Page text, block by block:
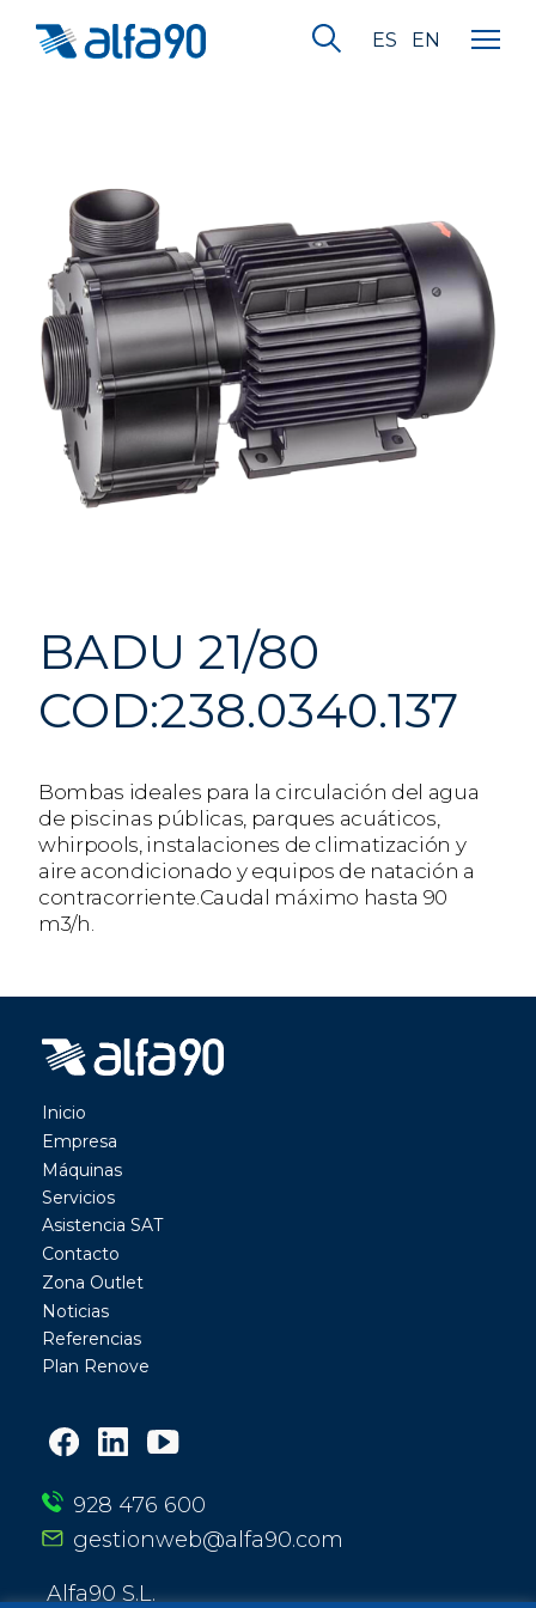
ES EN
BADU 21/80
COD:238.0340.137
Bombas ideales para la circulación del agua
de piscinas públicas, parques acuáticos,
whirpools, instalaciones de climatización y
aire acondicionado y equipos de natación a
contracorriente.Caudal máximo hasta 90
m3/h.
Inicio
Empresa
Máquinas
Servicios
Asistencia SAT
Contacto
Zona Outlet
Noticias
Referencias
Plan Renove
928 476 600
gestionweb@alfa90.com
Alfa90 S.L.